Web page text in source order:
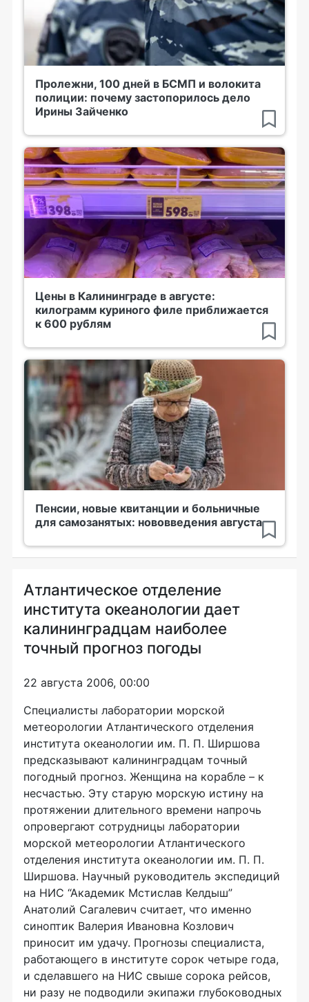
Пролежни, 100 дней в БСМП и волокита
полиции: почему застопорилось дело
Ирины Зайченко
Цены в Калининграде в августе:
килограмм куриного филе приближается
к 600 рублям
Пенсии, новые квитанции и больничные
для самозанятых: нововведения августа
Атлантическое отделение
института океанологии дает
калининградцам наиболее
точный прогноз погоды
22 августа 2006, 00:00
Специалисты лаборатории морской
метеорологии Атлантического отделения
института океанологии им. П. П. Ширшова
предсказывают калининградцам точный
погодный прогноз. Женщина на корабле – к
несчастью. Эту старую морскую истину на
протяжении длительного времени напрочь
опровергают сотрудницы лаборатории
морской метеорологии Атлантического
отделения института океанологии им. П. П.
Ширшова. Научный руководитель экспедиций
на НИС “Академик Мстислав Келдыш”
Анатолий Сагалевич считает, что именно
синоптик Валерия Ивановна Козлович
приносит им удачу. Прогнозы специалиста,
работающего в институте сорок четыре года,
и сделавшего на НИС свыше сорока рейсов,
ни разу не подводили экипажи глубоководных